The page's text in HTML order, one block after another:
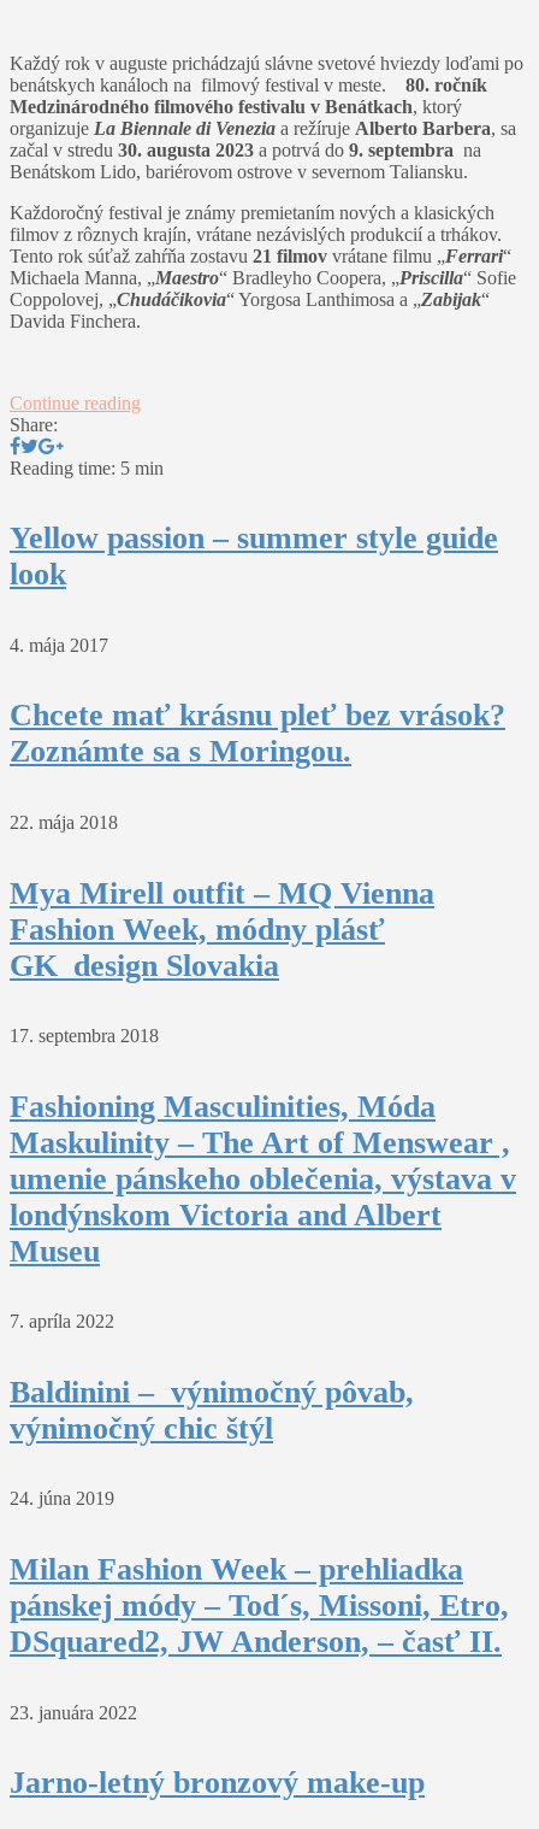
Každý rok v auguste prichádzajú slávne svetové hviezdy loďami po
benátskych kanáloch na filmový festival v meste. 80. ročník
Medzinárodného filmového festivalu v Benátkach, ktorý
organizuje La Biennale di Venezia a režíruje Alberto Barbera, sa
začal v stredu 30. augusta 2023 a potrvá do 9. septembra na
Benátskom Lido, bariérovom ostrove v severnom Taliansku.
Každoročný festival je známy premietaním nových a klasických
filmov z rôznych krajín, vrátane nezávislých produkcií a trhákov.
Tento rok súťaž zahŕňa zostavu 21 filmov vrátane filmu „Ferrari“
Michaela Manna, „Maestro“ Bradleyho Coopera, „Priscilla“ Sofie
Coppolovej, „Chudáčikovia“ Yorgosa Lanthimosa a „Zabijak“
Davida Finchera.
Continue reading
Share:
Reading time: 5 min
Yellow passion – summer style guide
look
4. mája 2017
Chcete mať krásnu pleť bez vrások?
Zoznámte sa s Moringou.
22. mája 2018
Mya Mirell outfit – MQ Vienna
Fashion Week, módny plásť
GK_design Slovakia
17. septembra 2018
Fashioning Masculinities, Móda
Maskulinity – The Art of Menswear ,
umenie pánskeho oblečenia, výstava v
londýnskom Victoria and Albert
Museu
7. apríla 2022
Baldinini – výnimočný pôvab,
výnimočný chic štýl
24. júna 2019
Milan Fashion Week – prehliadka
pánskej módy – Tod´s, Missoni, Etro,
DSquared2, JW Anderson, – časť II.
23. januára 2022
Jarno-letný bronzový make-up